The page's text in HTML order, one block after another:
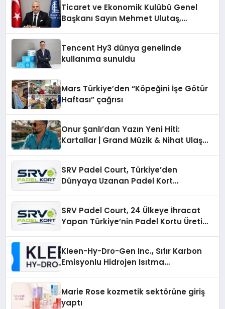
Ticaret ve Ekonomik Kulübü Genel
Başkanı Sayın Mehmet Ulutaş,
Tencent Hy3 dünya genelinde
kullanıma sunuldu
Mars Türkiye’den “Köpeğini İşe Götür
Haftası” çağrısı
Onur Şanlı’dan Yazın Yeni Hiti:
Kartallar | Grand Müzik & Nihat Ulaş
SRV Padel Court, Türkiye’den
Dünyaya Uzanan Padel Kort
SRV Padel Court, 24 Ülkeye İhracat
Yapan Türkiye’nin Padel Kortu Üretim
Kleen-Hy-Dro-Gen Inc., Sıfır Karbon
Emisyonlu Hidrojen Isıtma
Marie Rose kozmetik sektörüne giriş
yaptı